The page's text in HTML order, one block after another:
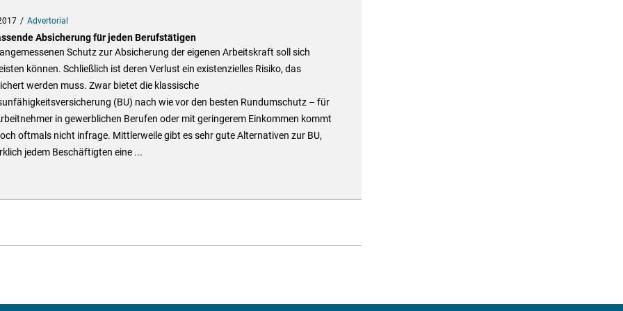
Advertorial
Absicherung für jeden Berufstätigen
Schutz zur Absicherung der eigenen Arbeitskraft soll sich
können. Schließlich ist deren Verlust ein existenzielles Risiko, das
werden muss. Zwar bietet die klassische
(BU) nach wie vor den besten Rundumschutz – für
in gewerblichen Berufen oder mit geringerem Einkommen kommt
oftmals nicht infrage. Mittlerweile gibt es sehr gute Alternativen zur BU,
jedem Beschäftigten eine ...